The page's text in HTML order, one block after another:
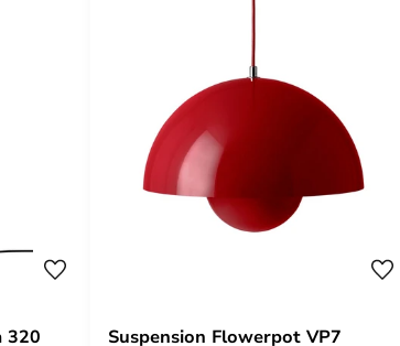
320 Suspension Flowerpot VP7